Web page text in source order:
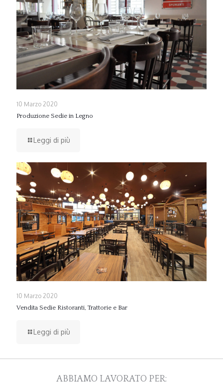
10 Marzo 2020
Produzione Sedie in Legno
Leggi di più
10 Marzo 2020
Vendita Sedie Ristoranti, Trattorie e Bar
Leggi di più
ABBIAMO LAVORATO PER: